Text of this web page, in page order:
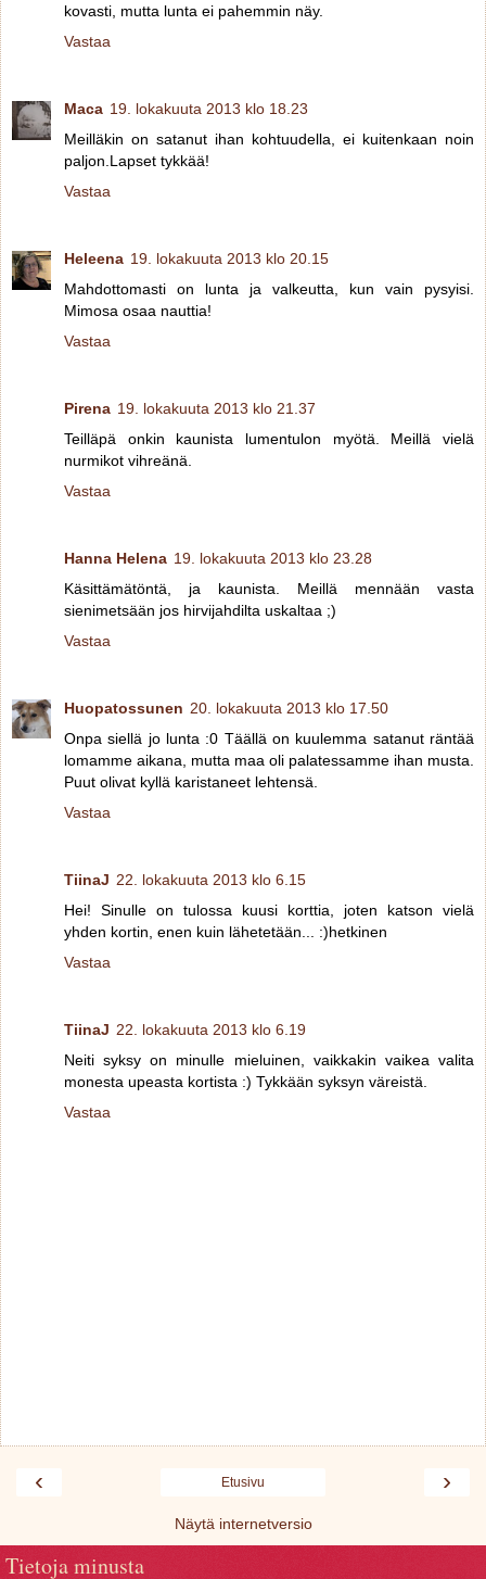
kovasti, mutta lunta ei pahemmin näy.
Vastaa
Maca 19. lokakuuta 2013 klo 18.23
Meilläkin on satanut ihan kohtuudella, ei kuitenkaan noin
paljon.Lapset tykkää!
Vastaa
Heleena 19. lokakuuta 2013 klo 20.15
Mahdottomasti on lunta ja valkeutta, kun vain pysyisi.
Mimosa osaa nauttia!
Vastaa
Pirena 19. lokakuuta 2013 klo 21.37
Teilläpä onkin kaunista lumentulon myötä. Meillä vielä
nurmikot vihreänä.
Vastaa
Hanna Helena 19. lokakuuta 2013 klo 23.28
Käsittämätöntä, ja kaunista. Meillä mennään vasta
sienimetsään jos hirvijahdilta uskaltaa ;)
Vastaa
Huopatossunen 20. lokakuuta 2013 klo 17.50
Onpa siellä jo lunta :0 Täällä on kuulemma satanut räntää
lomamme aikana, mutta maa oli palatessamme ihan musta.
Puut olivat kyllä karistaneet lehtensä.
Vastaa
TiinaJ 22. lokakuuta 2013 klo 6.15
Hei! Sinulle on tulossa kuusi korttia, joten katson vielä
yhden kortin, enen kuin lähetetään... :)hetkinen
Vastaa
TiinaJ 22. lokakuuta 2013 klo 6.19
Neiti syksy on minulle mieluinen, vaikkakin vaikea valita
monesta upeasta kortista :) Tykkään syksyn väreistä.
Vastaa
‹ ›
Etusivu
Näytä internetversio
Tietoja minusta